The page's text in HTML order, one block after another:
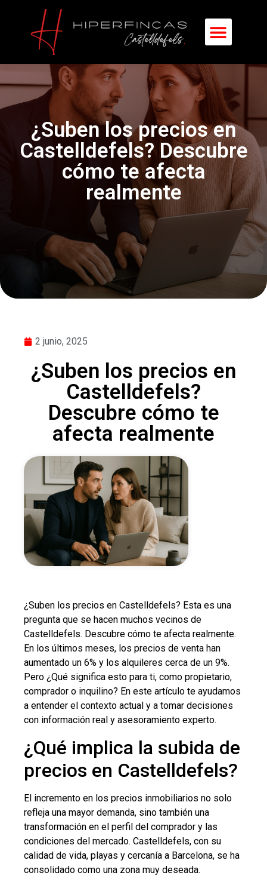
¿Suben los precios en
Castelldefels? Descubre
cómo te afecta
realmente
2 junio, 2025
¿Suben los precios en
Castelldefels?
Descubre cómo te
afecta realmente
¿Suben los precios en Castelldefels? Esta es una
pregunta que se hacen muchos vecinos de
Castelldefels. Descubre cómo te afecta realmente.
En los últimos meses, los precios de venta han
aumentado un 6% y los alquileres cerca de un 9%.
Pero ¿Qué significa esto para ti, como propietario,
comprador o inquilino? En este artículo te ayudamos
a entender el contexto actual y a tomar decisiones
con información real y asesoramiento experto.
¿Qué implica la subida de
precios en Castelldefels?
El incremento en los precios inmobiliarios no solo
refleja una mayor demanda, sino también una
transformación en el perfil del comprador y las
condiciones del mercado. Castelldefels, con su
calidad de vida, playas y cercanía a Barcelona, se ha
consolidado como una zona muy deseada.